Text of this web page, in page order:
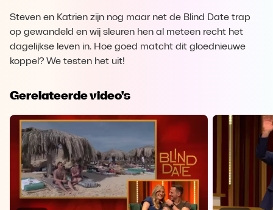
Steven en Katrien zijn nog maar net de Blind Date trap
op gewandeld en wij sleuren hen al meteen recht het
dagelijkse leven in. Hoe goed matcht dit gloednieuwe
koppel? We testen het uit!
Gerelateerde video's